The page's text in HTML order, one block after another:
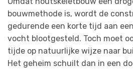
bouwmethode is, wordt de
gedurende een korte tijd aan
vocht blootgesteld. Toch moet
tijde op natuurlijke wijze naar
Het geheim schuilt dan in een